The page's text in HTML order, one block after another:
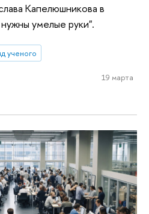
Капелюшникова в
умелые руки".
ученого
19 марта